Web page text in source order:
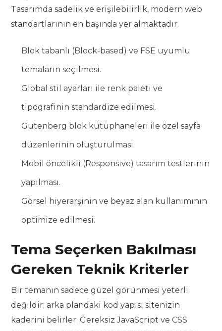
Tasarımda sadelik ve erişilebilirlik, modern web
standartlarının en başında yer almaktadır.
Blok tabanlı (Block-based) ve FSE uyumlu
temaların seçilmesi.
Global stil ayarları ile renk paleti ve
tipografinin standardize edilmesi.
Gutenberg blok kütüphaneleri ile özel sayfa
düzenlerinin oluşturulması.
Mobil öncelikli (Responsive) tasarım testlerinin
yapılması.
Görsel hiyerarşinin ve beyaz alan kullanımının
optimize edilmesi.
Tema Seçerken Bakılması
Gereken Teknik Kriterler
Bir temanın sadece güzel görünmesi yeterli
değildir; arka plandaki kod yapısı sitenizin
kaderini belirler. Gereksiz JavaScript ve CSS